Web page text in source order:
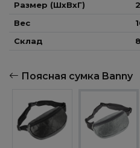
Размер (ШхВхГ)
Вес
Склад
Поясная сумка Banny